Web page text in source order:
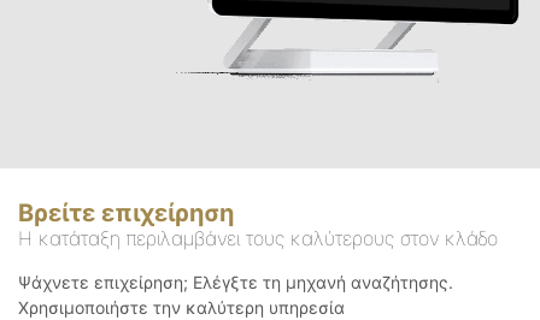
Βρείτε επιχείρηση
Η κατάταξη περιλαμβάνει τους καλύτερους στον κλάδο
Ψάχνετε επιχείρηση; Ελέγξτε τη μηχανή αναζήτησης.
Χρησιμοποιήστε την καλύτερη υπηρεσία